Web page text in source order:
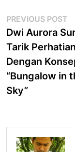
Post
navigation
PREVIOUS POST
Dwi Aurora
Tarik
Dengan
“Bungalow in
Sky”